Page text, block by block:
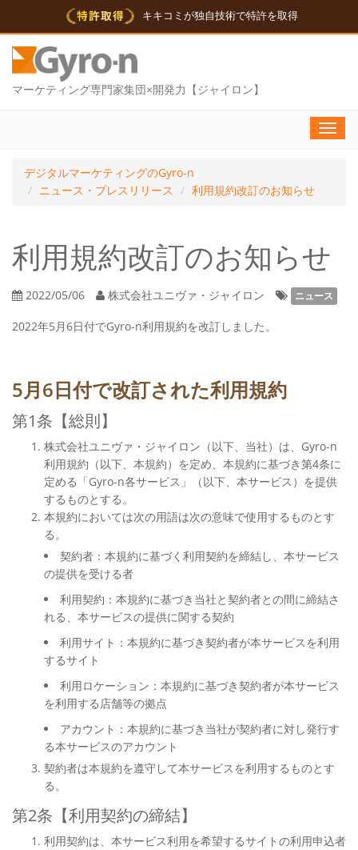
キキコミが独自技術で特許を取得
マーケティング専門家集団×開発力【ジャイロン】
デジタルマーケティングのGyro-n
ニュース・プレスリリース
利用規約改訂のお知らせ
利用規約改訂のお知らせ
2022/05/06 株式会社ユニヴァ・ジャイロン ニュース
2022年5月6日付でGyro-n利用規約を改訂しました。
5月6日付で改訂された利用規約
第1条【総則】
株式会社ユニヴァ・ジャイロン（以下、当社）は、Gyro-n
利用規約（以下、本規約）を定め、本規約に基づき第4条に
定める「Gyro-n各サービス」（以下、本サービス）を提供
するものとする。
本規約においては次の用語は次の意味で使用するものとす
る。
契約者：本規約に基づく利用契約を締結し、本サービス
の提供を受ける者
利用契約：本規約に基づき当社と契約者との間に締結さ
れる、本サービスの提供に関する契約
利用サイト：本規約に基づき契約者が本サービスを利用
するサイト
利用ロケーション：本規約に基づき契約者が本サービス
を利用する店舗等の拠点
アカウント：本規約に基づき当社が契約者に対し発行す
る本サービスのアカウント
契約者は本規約を遵守して本サービスを利用するものとす
る。
第2条【利用契約の締結】
利用契約は、本サービス利用を希望するサイトの利用申込者